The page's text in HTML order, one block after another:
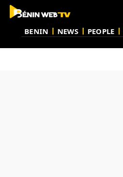
BENIN NEWS PEOPLE